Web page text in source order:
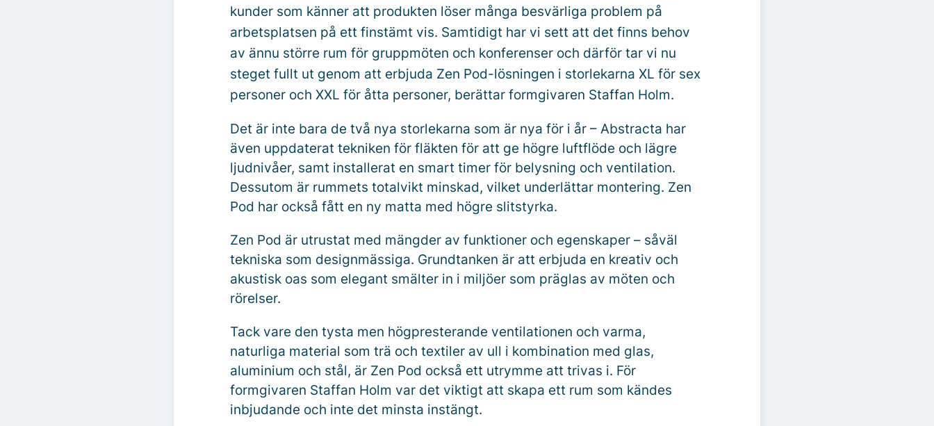
kunder som känner att produkten löser många besvärliga problem på
arbetsplatsen på ett finstämt vis. Samtidigt har vi sett att det finns behov
av ännu större rum för gruppmöten och konferenser och därför tar vi nu
steget fullt ut genom att erbjuda Zen Pod-lösningen i storlekarna XL för sex
personer och XXL för åtta personer, berättar formgivaren Staffan Holm.
Det är inte bara de två nya storlekarna som är nya för i år – Abstracta har
även uppdaterat tekniken för fläkten för att ge högre luftflöde och lägre
ljudnivåer, samt installerat en smart timer för belysning och ventilation.
Dessutom är rummets totalvikt minskad, vilket underlättar montering. Zen
Pod har också fått en ny matta med högre slitstyrka.
Zen Pod är utrustat med mängder av funktioner och egenskaper – såväl
tekniska som designmässiga. Grundtanken är att erbjuda en kreativ och
akustisk oas som elegant smälter in i miljöer som präglas av möten och
rörelser.
Tack vare den tysta men högpresterande ventilationen och varma,
naturliga material som trä och textiler av ull i kombination med glas,
aluminium och stål, är Zen Pod också ett utrymme att trivas i. För
formgivaren Staffan Holm var det viktigt att skapa ett rum som kändes
inbjudande och inte det minsta instängt.